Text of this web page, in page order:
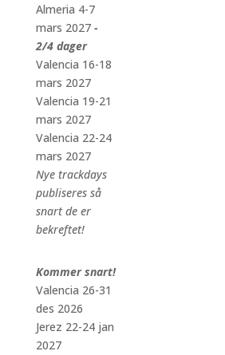
Almeria 4-7
mars 2027 -
2/4 dager
Valencia 16-18
mars 2027
Valencia 19-21
mars 2027
Valencia 22-24
mars 2027
Nye trackdays
publiseres så
snart de er
bekreftet!
Kommer snart!
Valencia 26-31
des 2026
Jerez 22-24 jan
2027